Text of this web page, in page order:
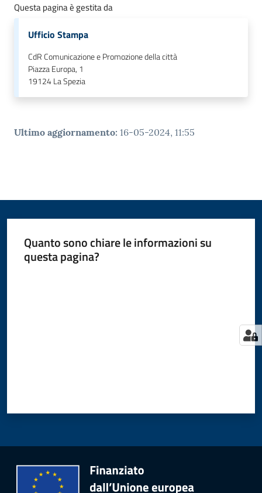
l
i
Seguici
Questa pagina è gestita da
Ufficio Stampa
CdR Comunicazione e Promozione della città
Piazza Europa, 1
19124La Spezia
Ultimo aggiornamento: 16-05-2024, 11:55
Quanto sono chiare le informazioni su
questa pagina?